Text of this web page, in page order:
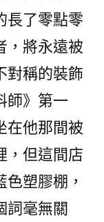
一
片
婦
女
敢
逃
生〉
長了零點零
，將永遠被
對稱的裝飾
師》第一
在他那間被
，但這間店
塑膠棚，
詞毫無關